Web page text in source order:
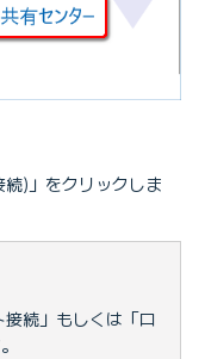
続)」をクリックしま
続」もしくは「ロ